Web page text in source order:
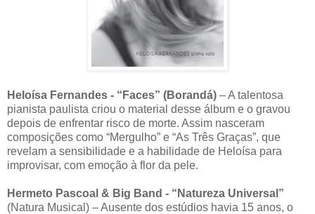
Heloísa Fernandes - “Faces” (Borandá) – A talentosa
pianista paulista criou o material desse álbum e o gravou
depois de enfrentar risco de morte. Assim nasceram
composições como “Mergulho” e “As Três Graças”, que
revelam a sensibilidade e a habilidade de Heloísa para
improvisar, com emoção à flor da pele.
Hermeto Pascoal & Big Band - “Natureza Universal”
(Natura Musical) – Ausente dos estúdios havia 15 anos, o